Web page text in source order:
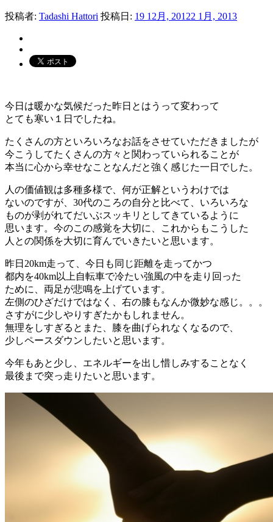
投稿者: Tadashi Hattori 投稿日: 19 12月, 20122 1月, 2013
今日は暖かな気候だった昨日とはうって変わって
とても寒い１日でしたね。
たくさんの方といろいろなお話をさせていただきましたが
今こうしてたくさんの方々と関わっていられることが
本当に心から幸せなことなんだと強く感じた一日でした。
人の価値観は多種多様で、何が正解というわけでは
ないのですが、30代のころの自分と比べて、いろいろな
ものが剥がれてだいぶスッキリとしてきているように
思います。今のこの感覚を大切に、これからもこうした
人との関係を大切に育んでいきたいと思います。
昨日20km走って、今日も同じ距離を走ってかつ
都内を40km以上自転車で冷たい強風の中を走り回った
ために、両足が悲鳴を上げています。
左側のひざだけではなく、右の膝もなんか微妙な感じ。。。
さすがに少しやりすぎたかもしれません。
無理をしすぎるとまた、膝を曲げられなくなるので、
少しペースダウンしたいと思います。
今年もあと少し、エネルギーを出し惜しみすることなく
最後まで突っ走りたいと思います。